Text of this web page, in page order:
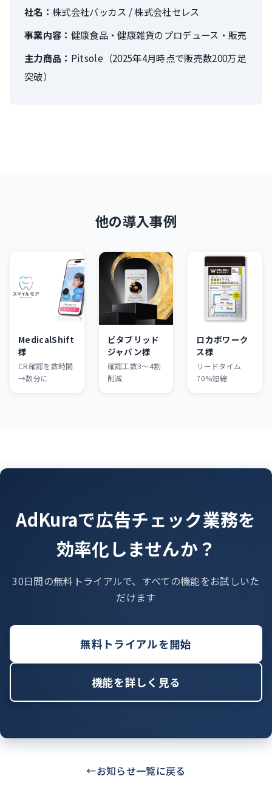
社名： 株式会社バッカス / 株式会社セレス
事業内容： 健康食品・健康雑貨のプロデュース・販売
主力商品： Pitsole（2025年4月時点で販売数200万足
突破）
他の導入事例
MedicalShift
様
CR確認を数時間
→数分に
ビタブリッド
ジャパン様
確認工数3〜4割
削減
ロカボワーク
ス様
リードタイム
70%短縮
AdKuraで広告チェック業務を
効率化しませんか？
30日間の無料トライアルで、すべての機能をお試しいた
だけます
無料トライアルを開始
機能を詳しく見る
←お知らせ一覧に戻る